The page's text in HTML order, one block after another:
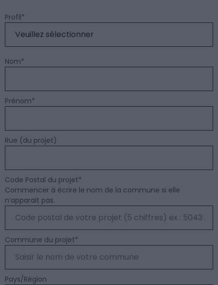
Profil*
Nom*
Prénom*
Rue (du projet)
Code Postal du projet*
Commencer à écrire le nom de la commune si elle
n’apparait pas.
Commune du projet*
Pays/Région